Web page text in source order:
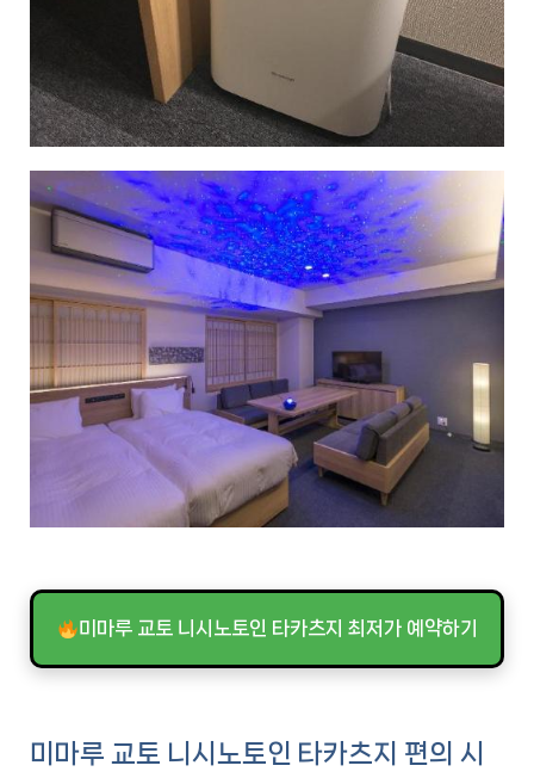
미마루 교토 니시노토인 타카츠지 최저가 예약하기
미마루 교토 니시노토인 타카츠지 편의 시